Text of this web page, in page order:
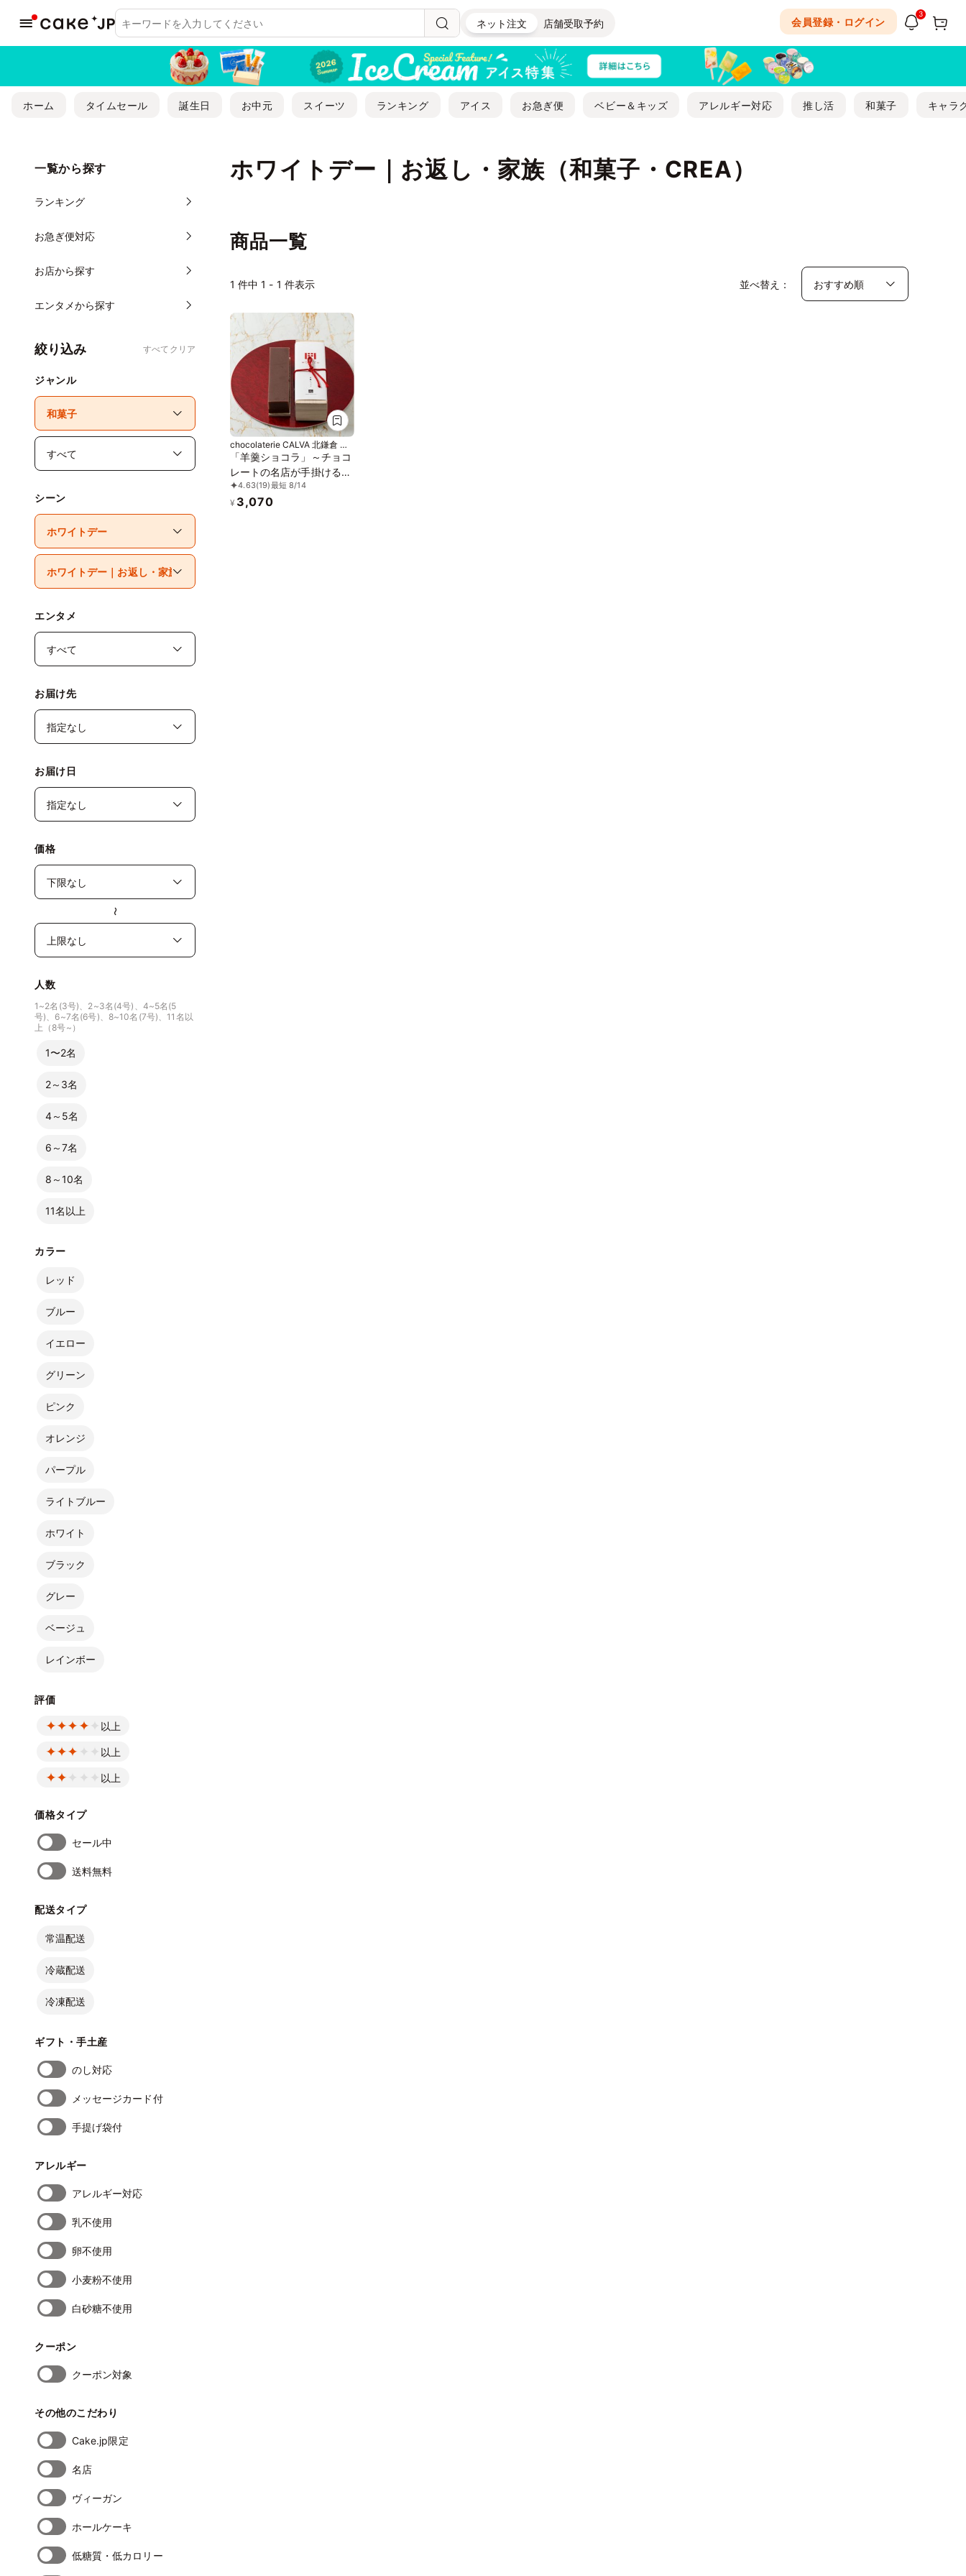
ネット注文 店舗受取予約 会員登録・ログイン
3
ホーム タイムセール 誕生日 お中元 スイーツ ランキング アイス お急ぎ便 ベビー＆キッズ アレルギー対応 推し活 和菓子 キャラ
ホワイトデー｜お返し・家族（和菓子・CREA）
一覧から探す
ランキング
お急ぎ便対応
お店から探す
エンタメから探す
絞り込み すべてクリア
ジャンル
シーン
エンタメ
お届け先
お届け日
価格
〜
人数
1~2名(3号)、2~3名(4号)、4~5名(5
号)、6~7名(6号)、8~10名(7号)、11名以
上（8号~）
1〜2名
2～3名
4～5名
6～7名
8～10名
11名以上
カラー
レッド
ブルー
イエロー
グリーン
ピンク
オレンジ
パープル
ライトブルー
ホワイト
ブラック
グレー
ベージュ
レインボー
評価
以上
以上
以上
価格タイプ
セール中
送料無料
配送タイプ
常温配送
冷蔵配送
冷凍配送
ギフト・手土産
のし対応
メッセージカード付
手提げ袋付
アレルギー
アレルギー対応
乳不使用
卵不使用
小麦粉不使用
白砂糖不使用
クーポン
クーポン対象
その他のこだわり
Cake.jp限定
名店
ヴィーガン
ホールケーキ
低糖質・低カロリー
商品一覧
1 件中 1 - 1 件表示 並べ替え：
chocolaterie CALVA 北鎌倉 門
前「羊羹ショコラ」～チョコ
レートの名店が手掛ける和
と洋の新食感～
4.63(19)最短 8/14
¥ 3,070